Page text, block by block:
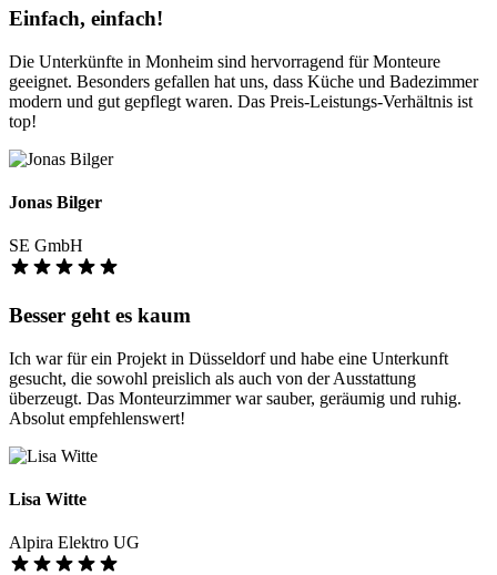
Einfach, einfach!
Die Unterkünfte in Monheim sind hervorragend für Monteure
geeignet. Besonders gefallen hat uns, dass Küche und Badezimmer
modern und gut gepflegt waren. Das Preis-Leistungs-Verhältnis ist
top!
Jonas Bilger
SE GmbH
Besser geht es kaum
Ich war für ein Projekt in Düsseldorf und habe eine Unterkunft
gesucht, die sowohl preislich als auch von der Ausstattung
überzeugt. Das Monteurzimmer war sauber, geräumig und ruhig.
Absolut empfehlenswert!
Lisa Witte
Alpira Elektro UG